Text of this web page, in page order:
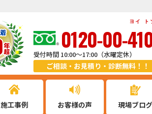
0120-00-
ヨイ ト
受付時間 10:00～17:00（水曜定休）
ご相談・お見積り・診断無料！！
施工事例 お客様の声 現場ブログ